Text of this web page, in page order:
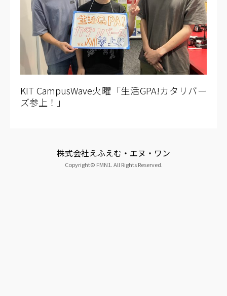
KIT CampusWave火曜「生活GPA!カタリバー
ズ参上！」
株式会社えふえむ・エヌ・ワン
Copyright© FMN1. All Rights Reserved.